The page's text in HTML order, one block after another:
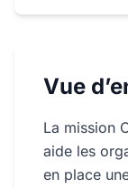
Vue
La mission
aide les
en place